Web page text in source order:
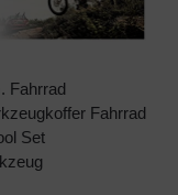
Fahrrad
Fahrrad
Set